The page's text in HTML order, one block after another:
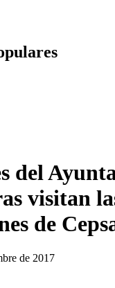
del
visitan
de
de 2017